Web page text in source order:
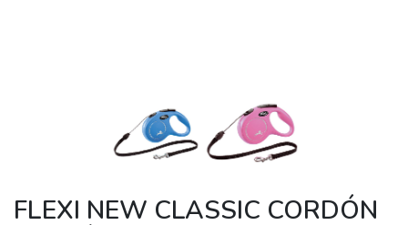
FLEXI NEW CLASSIC CORDÓN